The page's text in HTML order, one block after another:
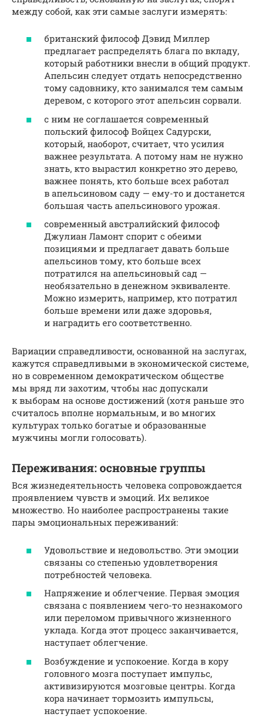
между собой, как эти самые заслуги измерять:
британский философ Дэвид Миллер
предлагает распределять блага по вкладу,
который работники внесли в общий продукт.
Апельсин следует отдать непосредственно
тому садовнику, кто занимался тем самым
деревом, с которого этот апельсин сорвали.
с ним не соглашается современный
польский философ Войцех Садурски,
который, наоборот, считает, что усилия
важнее результата. А потому нам не нужно
знать, кто вырастил конкретно это дерево,
важнее понять, кто больше всех работал
в апельсиновом саду — ему-то и достанется
большая часть апельсинового урожая.
современный австралийский философ
Джулиан Ламонт спорит с обеими
позициями и предлагает давать больше
апельсинов тому, кто больше всех
потратился на апельсиновый сад —
необязательно в денежном эквиваленте.
Можно измерить, например, кто потратил
больше времени или даже здоровья,
и наградить его соответственно.
Вариации справедливости, основанной на заслугах,
кажутся справедливыми в экономической системе,
но в современном демократическом обществе
мы вряд ли захотим, чтобы нас допускали
к выборам на основе достижений (хотя раньше это
считалось вполне нормальным, и во многих
культурах только богатые и образованные
мужчины могли голосовать).
Переживания: основные группы
Вся жизнедеятельность человека сопровождается
проявлением чувств и эмоций. Их великое
множество. Но наиболее распространены такие
пары эмоциональных переживаний:
Удовольствие и недовольство. Эти эмоции
связаны со степенью удовлетворения
потребностей человека.
Напряжение и облегчение. Первая эмоция
связана с появлением чего-то незнакомого
или переломом привычного жизненного
уклада. Когда этот процесс заканчивается,
наступает облегчение.
Возбуждение и успокоение. Когда в кору
головного мозга поступает импульс,
активизируются мозговые центры. Когда
кора начинает тормозить импульсы,
наступает успокоение.